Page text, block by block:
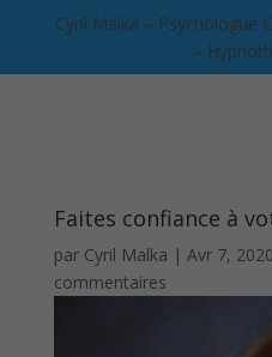
Cyril Malka – Psychologue
–
Faites confiance à
par Cyril Malka | Avr 7, 2020
commentaires